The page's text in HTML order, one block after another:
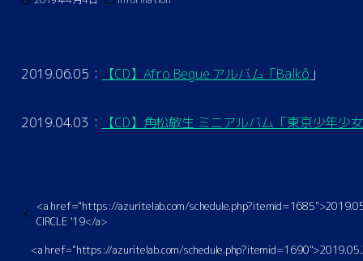
2019.06.05： 【CD】Afro Begue アルバム「Balkô 」
2019.04.03： 【CD】角松敏生 ミニアルバム「東京少年少
<a href="https://azuritelab.com/
CIRCLE '19</a>
<a href="https://azuritelab.com/